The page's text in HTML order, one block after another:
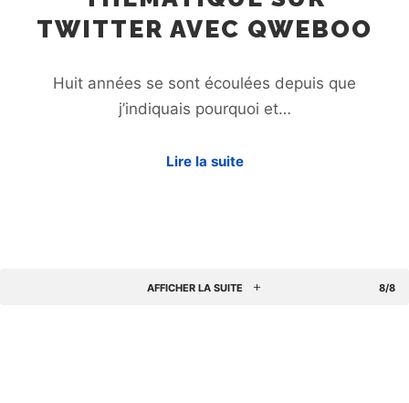
TWITTER AVEC QWEBOO
Huit années se sont écoulées depuis que
j’indiquais pourquoi et…
Lire la suite
AFFICHER LA SUITE 8/8